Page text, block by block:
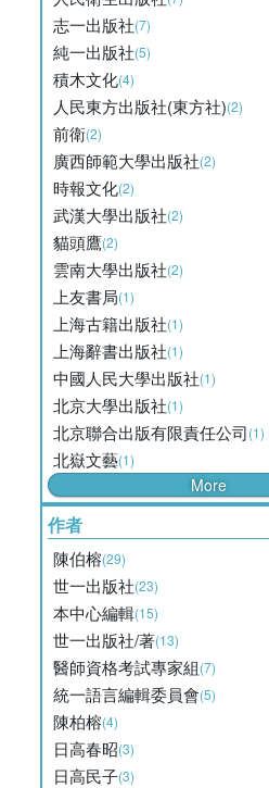
志一出版社(7)
純一出版社(5)
積木文化(4)
人民東方出版社(東方社)(2)
前衛(2)
廣西師範大學出版社(2)
時報文化(2)
武漢大學出版社(2)
貓頭鷹(2)
雲南大學出版社(2)
上友書局(1)
上海古籍出版社(1)
上海辭書出版社(1)
中國人民大學出版社(1)
北京大學出版社(1)
北京聯合出版有限責任公司(1)
北嶽文藝(1)
More
作者
陳伯榕(29)
世一出版社(23)
本中心編輯(15)
世一出版社/著(13)
醫師資格考試專家組(7)
統一語言編輯委員會(5)
陳柏榕(4)
日高春昭(3)
日高民子(3)